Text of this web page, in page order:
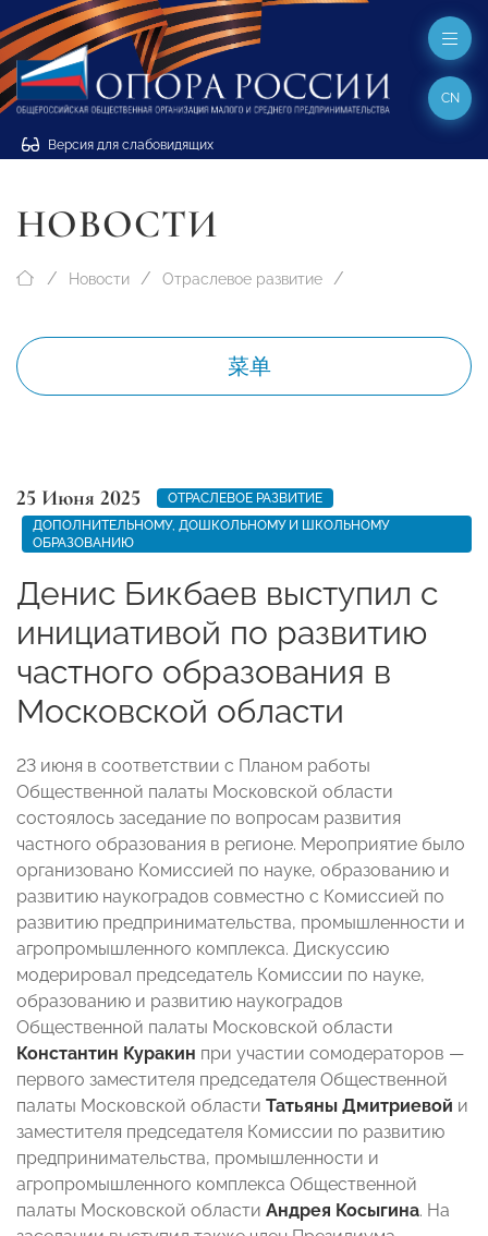
Версия для слабовидящих
CN
НОВОСТИ
Новости Отраслевое развитие
菜单
25 Июня 2025
ОТРАСЛЕВОЕ РАЗВИТИЕ
ДОПОЛНИТЕЛЬНОМУ, ДОШКОЛЬНОМУ И ШКОЛЬНОМУ
ОБРАЗОВАНИЮ
Денис Бикбаев выступил с
инициативой по развитию
частного образования в
Московской области
23 июня в соответствии с Планом работы
Общественной палаты Московской области
состоялось заседание по вопросам развития
частного образования в регионе. Мероприятие было
организовано Комиссией по науке, образованию и
развитию наукоградов совместно с Комиссией по
развитию предпринимательства, промышленности и
агропромышленного комплекса. Дискуссию
модерировал председатель Комиссии по науке,
образованию и развитию наукоградов
Общественной палаты Московской области
Константин Куракин при участии сомодераторов —
первого заместителя председателя Общественной
палаты Московской области Татьяны Дмитриевой и
заместителя председателя Комиссии по развитию
предпринимательства, промышленности и
агропромышленного комплекса Общественной
палаты Московской области Андрея Косыгина. На